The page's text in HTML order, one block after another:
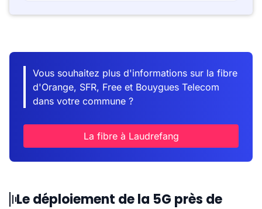
Vous souhaitez plus d'informations sur la fibre
d'Orange, SFR, Free et Bouygues Telecom
dans votre commune ?
La fibre à Laudrefang
Le déploiement de la 5G près de